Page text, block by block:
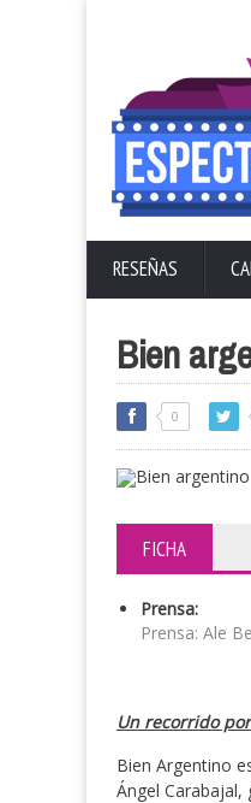
RESEÑAS
Bien
0
FICHA
Prensa:
Prensa: Ale
Un recorrido
Bien Argentino
Ángel